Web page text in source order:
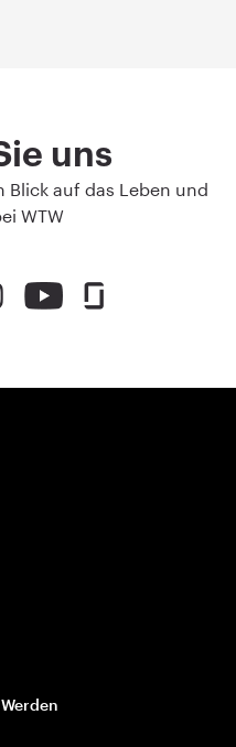
uns
Blick auf das Leben und
WTW